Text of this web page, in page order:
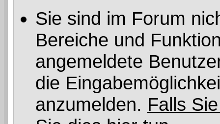
Sie sind im Forum
Bereiche und
angemeldete
die
anzumelden. Falls